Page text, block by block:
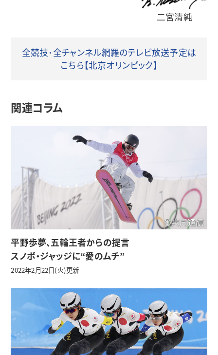
二宮清純
全競技･全チャンネル網羅のテレビ放送予定は
こちら【北京オリンピック】
関連コラム
平野歩夢、五輪王者からの提言
スノボ・ジャッジに“愛のムチ”
2022年2月22日(火)更新